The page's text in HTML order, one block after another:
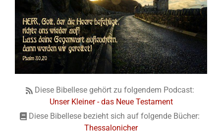
Diese Bibellese gehört zu folgendem Podcast:
Unser Kleiner - das Neue Testament
Diese Bibellese bezieht sich auf folgende Bücher:
Thessalonicher